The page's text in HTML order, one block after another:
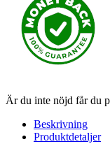
Är du inte nöjd får du
Beskrivning
Produktdetaljer